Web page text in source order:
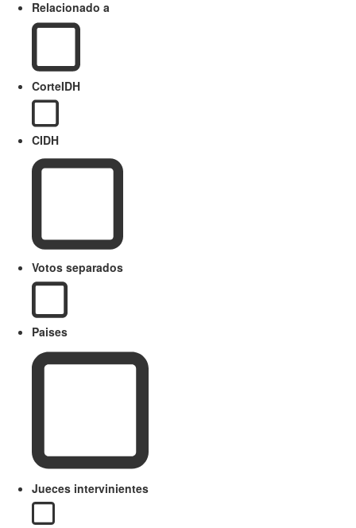
Relacionado a
CorteIDH
CIDH
Votos separados
Paises
Jueces intervinientes